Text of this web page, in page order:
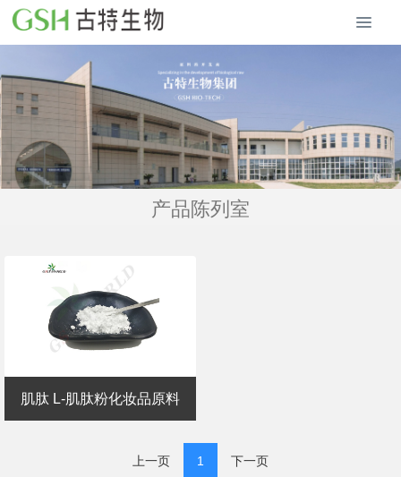
产品陈列室
肌肽 L-肌肽粉化妆品原料
上一页 1 下一页